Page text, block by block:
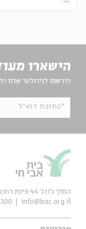
הישארו
הירשמו לניוזלטר שלנו
*כתובת דוא"ל
המלך ג'ורג' 44 פינת רחוב קק״ל, ירושלים
info@bac.org.il